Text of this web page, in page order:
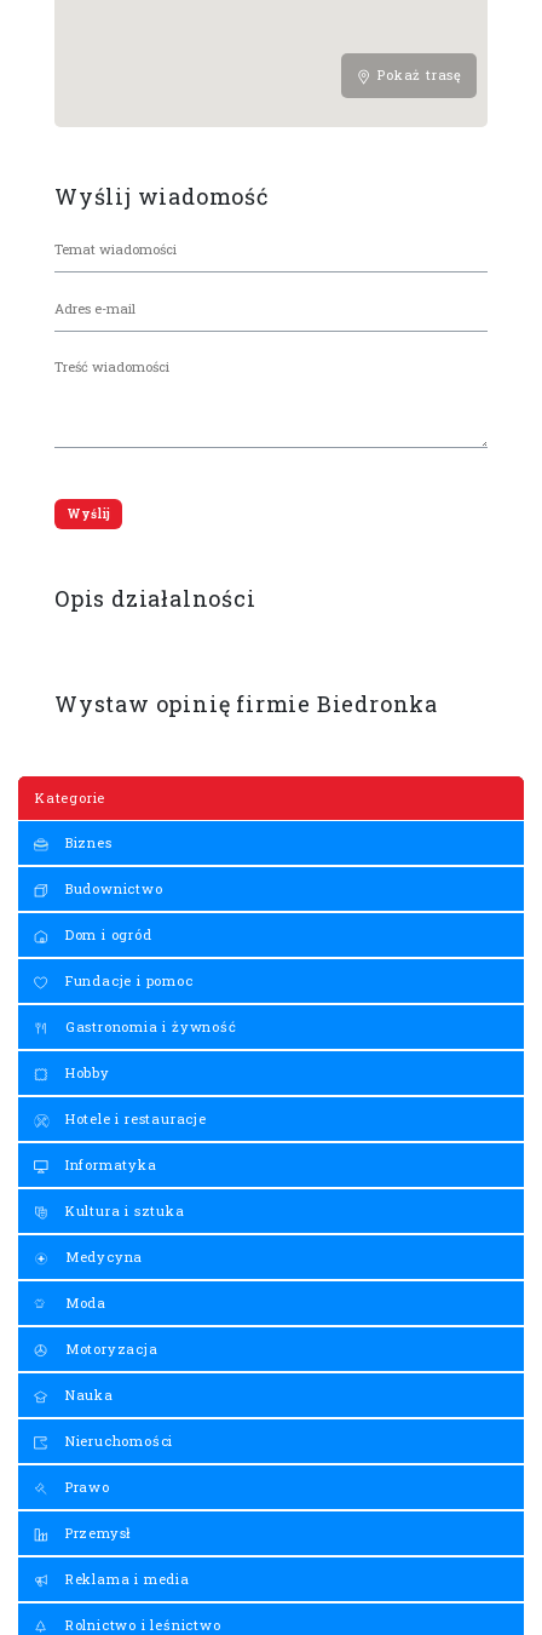
Kategorie
Biznes
Budownictwo
Dom i ogród
Fundacje i pomoc
Gastronomia i żywność
Hobby
Hotele i restauracje
Informatyka
Kultura i sztuka
Medycyna
Moda
Motoryzacja
Nauka
Nieruchomości
Prawo
Przemysł
Reklama i media
Rolnictwo i leśnictwo
Pokaż trasę
Wyślij wiadomość
Opis działalności
Wystaw opinię firmie Biedronka